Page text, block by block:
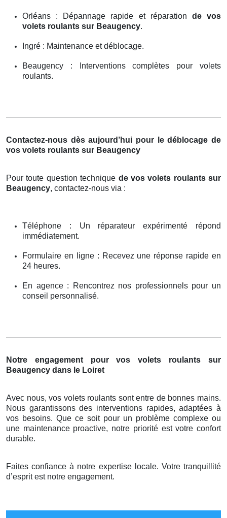
Orléans : Dépannage rapide et réparation de vos
volets roulants sur Beaugency.
Ingré : Maintenance et déblocage.
Beaugency : Interventions complètes pour volets
roulants.
Contactez-nous dès aujourd’hui pour le déblocage de
vos volets roulants sur Beaugency
Pour toute question technique de vos volets roulants sur
Beaugency, contactez-nous via :
Téléphone : Un réparateur expérimenté répond
immédiatement.
Formulaire en ligne : Recevez une réponse rapide en
24 heures.
En agence : Rencontrez nos professionnels pour un
conseil personnalisé.
Notre engagement pour vos volets roulants sur
Beaugency dans le Loiret
Avec nous, vos volets roulants sont entre de bonnes mains.
Nous garantissons des interventions rapides, adaptées à
vos besoins. Que ce soit pour un problème complexe ou
une maintenance proactive, notre priorité est votre confort
durable.
Faites confiance à notre expertise locale. Votre tranquillité
d’esprit est notre engagement.